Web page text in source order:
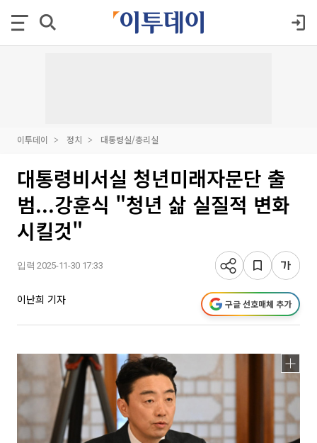
이투데이 정치 대통령실/총리실
대통령비서실 청년미래자문단 출
범...강훈식 "청년 삶 실질적 변화
시킬것"
입력 2025-11-30 17:33
이난희 기자 구글 선호매체 추가